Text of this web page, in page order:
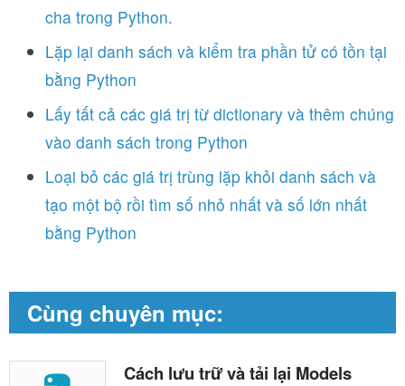
cha trong Python.
Lặp lại danh sách và kiểm tra phần tử có tồn tại
bằng Python
Lấy tất cả các giá trị từ dictionary và thêm chúng
vào danh sách trong Python
Loại bỏ các giá trị trùng lặp khỏi danh sách và
tạo một bộ rồi tìm số nhỏ nhất và số lớn nhất
bằng Python
Cùng chuyên mục:
Cách lưu trữ và tải lại Models